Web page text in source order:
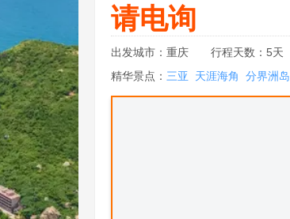
请电询
出发城市：重庆 行程天数：5天
精华景点： 三亚 天涯海角 分界洲岛